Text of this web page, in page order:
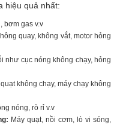
hiệu quả nhất:
bơm gas v.v
quay, không vắt, motor hỏng
như cục nóng không chạy, hỏng
quạt không chạy, máy chạy không
nóng, rò rỉ v.v
Máy quạt, nồi cơm, lò vi sóng,